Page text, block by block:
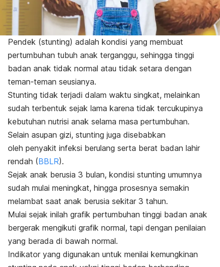
Pendek (stunting) adalah kondisi yang membuat
pertumbuhan tubuh anak terganggu, sehingga tinggi
badan anak tidak normal atau tidak setara dengan
teman-teman seusianya.
Stunting tidak terjadi dalam waktu singkat, melainkan
sudah terbentuk sejak lama karena tidak tercukupinya
kebutuhan nutrisi anak selama masa pertumbuhan.
Selain asupan gizi, stunting juga disebabkan
oleh penyakit infeksi berulang serta berat badan lahir
rendah (BBLR).
Sejak anak berusia 3 bulan, kondisi stunting umumnya
sudah mulai meningkat, hingga prosesnya semakin
melambat saat anak berusia sekitar 3 tahun.
Mulai sejak inilah grafik pertumbuhan tinggi badan anak
bergerak mengikuti grafik normal, tapi dengan penilaian
yang berada di bawah normal.
Indikator yang digunakan untuk menilai kemungkinan